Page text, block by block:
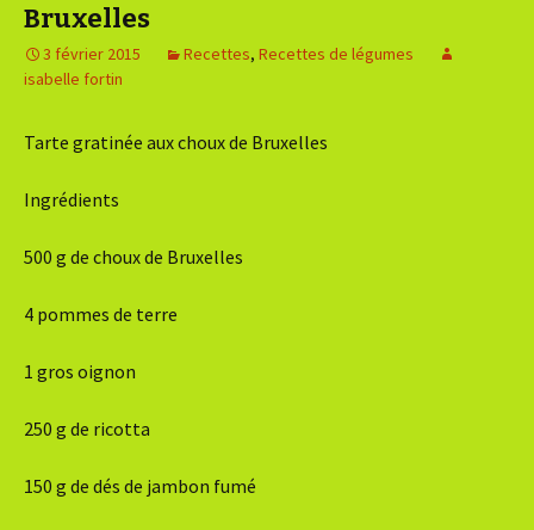
Bruxelles
3 février 2015 Recettes, Recettes de légumes
isabelle fortin
Tarte gratinée aux choux de Bruxelles
Ingrédients
500 g de choux de Bruxelles
4 pommes de terre
1 gros oignon
250 g de ricotta
150 g de dés de jambon fumé